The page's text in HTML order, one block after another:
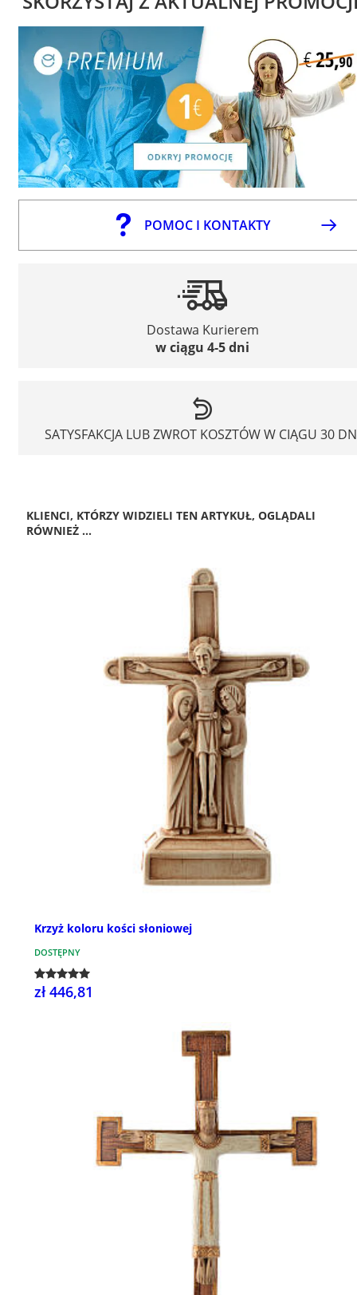
POMOC I KONTAKTY
Dostawa Kurierem
w ciągu 4-5 dni
SATYSFAKCJA LUB ZWROT KOSZTÓW W CIĄGU 30
KLIENCI, KTÓRZY WIDZIELI TEN ARTYKUŁ, OGLĄDALI
RÓWNIEŻ ...
Krzyż koloru kości słoniowej
DOSTĘPNY
zł 446,81